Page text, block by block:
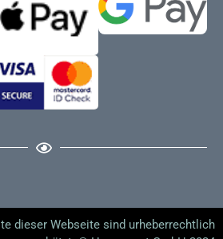
dieser Webseite sind urheberrechtlich